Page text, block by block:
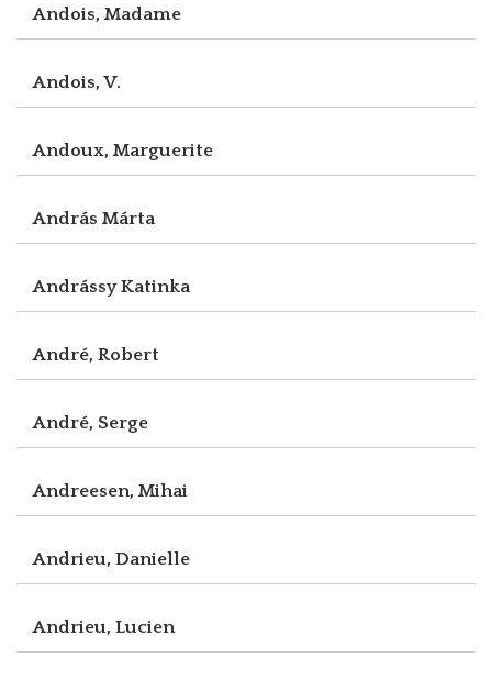
Andois, Madame
Andois, V.
Andoux, Marguerite
András Márta
Andrássy Katinka
André, Robert
André, Serge
Andreesen, Mihai
Andrieu, Danielle
Andrieu, Lucien